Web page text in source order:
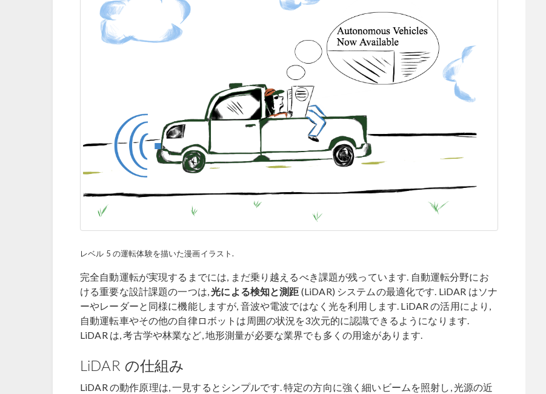
レベル 5 の運転体験を描いた漫画イラスト.
完全自動運転が実現するまでには, まだ乗り越えるべき課題が残っています. 自動運転分野にお
ける重要な設計課題の一つは,光による検知と測距 (LiDAR) システムの最適化です. LiDAR はソナ
ーやレーダーと同様に機能しますが, 音波や電波ではなく光を利用します. LiDAR の活用により,
自動運転車やその他の自律ロボットは周囲の状況を3次元的に認識できるようになります.
LiDAR は, 考古学や林業など, 地形測量が必要な業界でも多くの用途があります.
LiDAR の仕組み
LiDAR の動作原理は, 一見するとシンプルです. 特定の方向に強く細いビームを照射し, 光源の近